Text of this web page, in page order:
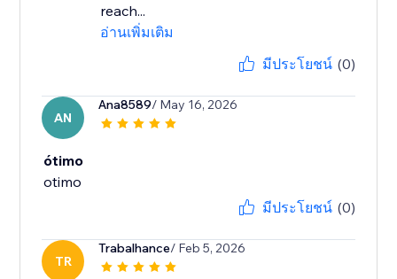
reach...
อ่านเพิ่มเติม
มีประโยชน์ (0)
AN
Ana8589/ May 16, 2026
ótimo
otimo
มีประโยชน์ (0)
TR
Trabalhance/ Feb 5, 2026